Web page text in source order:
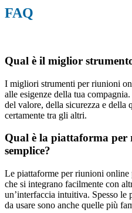
FAQ
Qual è il miglior
I migliori strumenti per riunioni
alle esigenze della tua
del valore, della sicurezza e
certamente tra gli altri.
Qual è la piattaforma
semplice?
Le piattaforme per riunioni online
che si integrano facilmente con
un’interfaccia intuitiva. Spesso
da usare sono anche quelle più